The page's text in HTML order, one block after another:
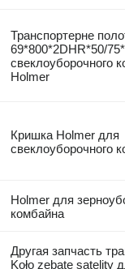
Транспортерне
69*800*2DHR*50/
свеклоуборочного
Holmer
Кришка Holmer для
свеклоуборочного
Holmer для
комбайна
Другая запчасть
Koło zębate satelity